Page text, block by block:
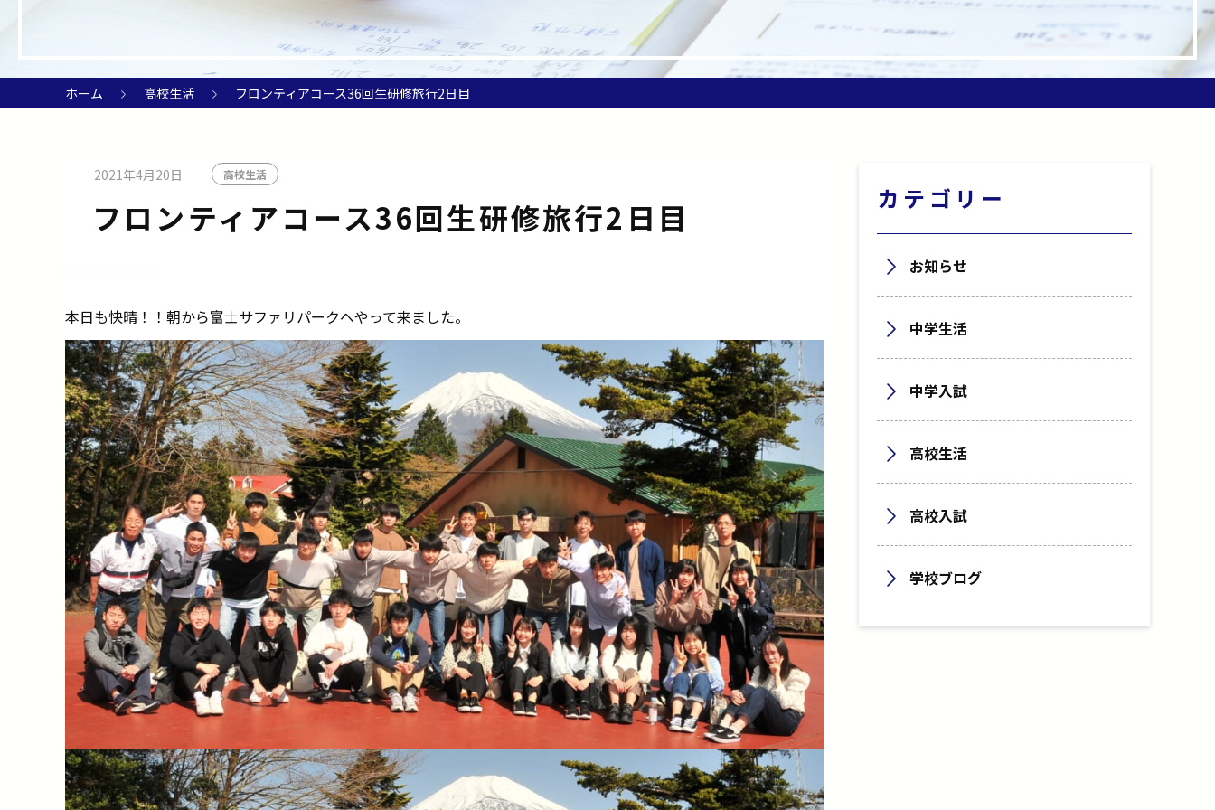
ホーム 高校生活 フロンティアコース36回生研修旅行2日目
2021年4月20日 高校生活
フロンティアコース36回生研修旅行2日目
本日も快晴！！朝から富士サファリパークへやって来ました。
カテゴリー
お知らせ
中学生活
中学入試
高校生活
高校入試
学校ブログ